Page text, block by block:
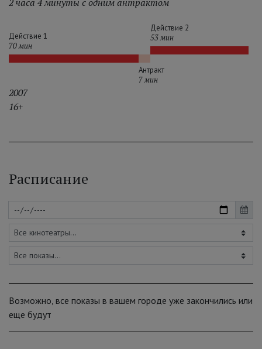
Действие 1
70 мин
Антракт
7 мин
Действие 2
53 мин
2007
16+
Расписание
Возможно, все показы в вашем городе уже закончились или
еще будут